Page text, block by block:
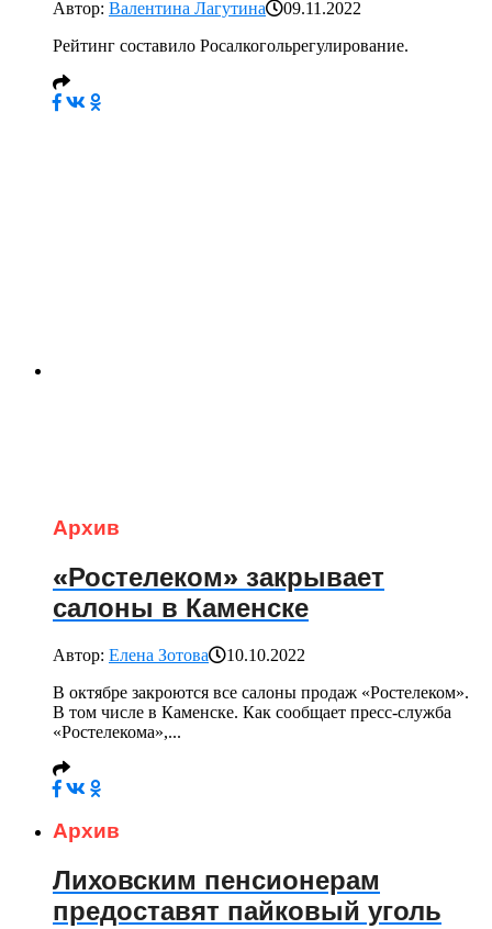
Автор: Валентина Лагутина
09.11.2022
Рейтинг составило Росалкогольрегулирование.
Архив
«Ростелеком» закрывает
салоны в Каменске
Автор: Елена Зотова
10.10.2022
В октябре закроются все салоны продаж «Ростелеком».
В том числе в Каменске. Как сообщает пресс-служба
«Ростелекома»,...
Архив
Лиховским пенсионерам
предоставят пайковый уголь